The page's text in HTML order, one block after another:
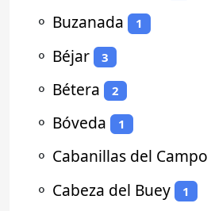
⚬ Buzanada 1
⚬ Béjar 3
⚬ Bétera 2
⚬ Bóveda 1
⚬ Cabanillas del Campo
⚬ Cabeza del Buey 1